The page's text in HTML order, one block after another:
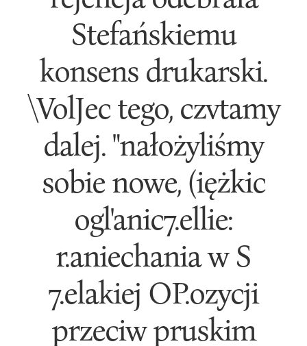
Stefańskiemu
konsens drukarski.
\VolJec tego, czvtamy
dalej. "nałożyliśmy
sobie nowe, (iężkic
ogl'anic7.ellie:
r.aniechania w S
7.elakiej OP.ozycji
przeciw pruskim